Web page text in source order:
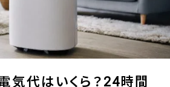
気代はいくら？24時間